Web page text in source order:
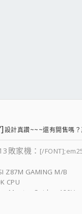
設計真讚~~~還有開售嗎
敗家機： [/
Z87M GAMING M/B
CPU
Master Seidon 120V